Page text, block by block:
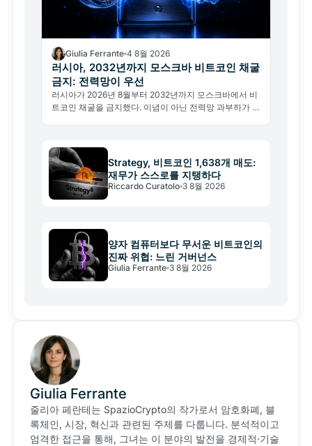
Giulia Ferrante 4 8월 2026
러시아, 2032년까지 모스크바 비트코인 채굴
금지: 전력망이 우선
러시아가 2026년 8월부터 2032년까지 모스크바에서 비
트코인 채굴을 금지했다. 이념이 아닌 전력망 과부하가 이
Strategy, 비트코인 1,638개 매도:
재무가 스스로를 지탱하다
Riccardo Curatolo 3 8월 2026
양자 컴퓨터보다 무서운 비트코인의
진짜 위협: 느린 거버넌스
Giulia Ferrante 3 8월 2026
Giulia Ferrante
줄리아 페란테는 SpazioCrypto의 작가로서 암호화폐, 블
록체인, 시장, 혁신과 관련된 주제를 다룹니다. 분석적이고
엄격한 접근을 통해, 그녀는 이 분야의 발전을 경제적·기술